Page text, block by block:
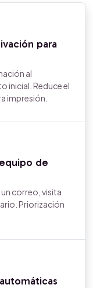
para
al
inicial. Reduce el
impresión.
de
correo, visita
Priorización